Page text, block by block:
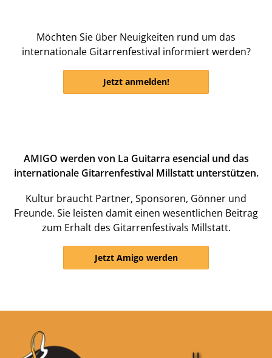
Möchten Sie über Neuigkeiten rund um das
internationale Gitarrenfestival informiert werden?
Jetzt anmelden!
AMIGO werden von La Guitarra esencial und das
internationale Gitarrenfestival Millstatt unterstützen.
Kultur braucht Partner, Sponsoren, Gönner und
Freunde. Sie leisten damit einen wesentlichen Beitrag
zum Erhalt des Gitarrenfestivals Millstatt.
Jetzt Amigo werden